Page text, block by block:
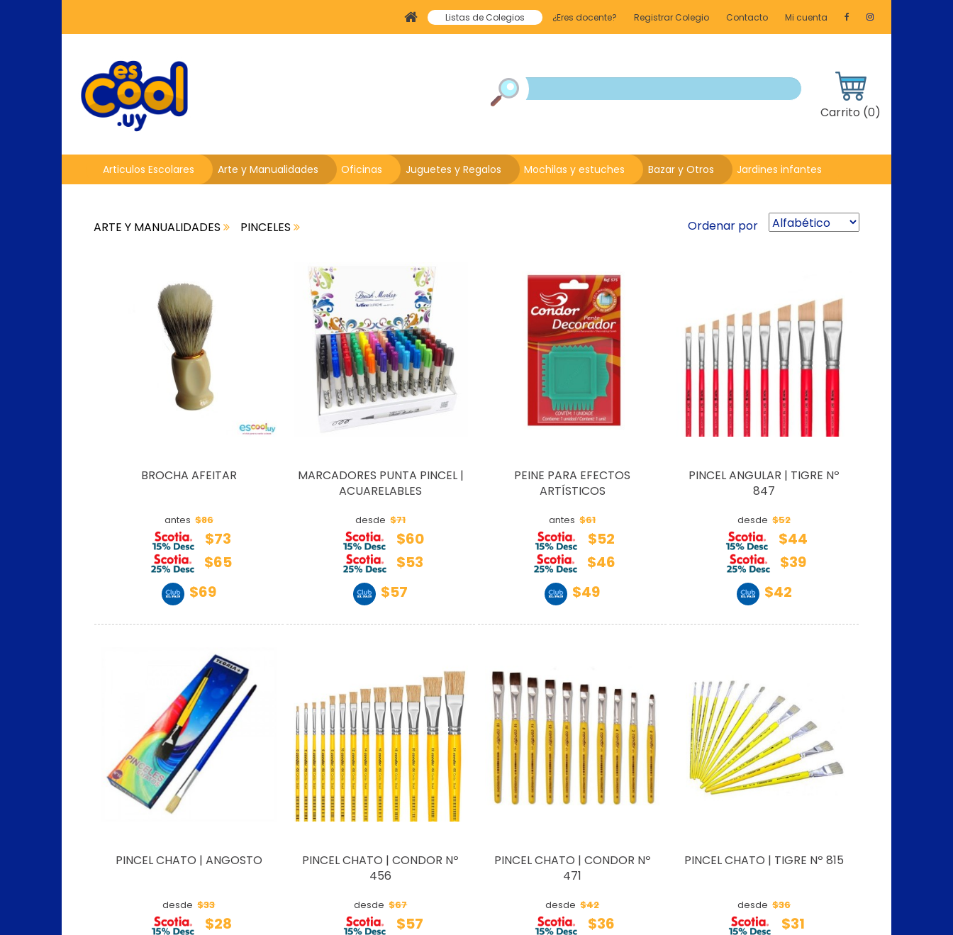
Listas de Colegios ¿Eres docente? Registrar Colegio Contacto Mi cuenta
Carrito (0)
Articulos Escolares Arte y Manualidades Oficinas Juguetes y Regalos Mochilas y estuches Bazar y Otros Jardines infantes
ARTE Y MANUALIDADES PINCELES Ordenar por
BROCHA AFEITAR
antes $86
$73
$65
$69
MARCADORES PUNTA PINCEL |
ACUARELABLES
desde $71
$60
$53
$57
PEINE PARA EFECTOS
ARTÍSTICOS
antes $61
$52
$46
$49
PINCEL ANGULAR | TIGRE Nº
847
desde $52
$44
$39
$42
PINCEL CHATO | ANGOSTO
desde $33
$28
PINCEL CHATO | CONDOR Nº
456
desde $67
$57
PINCEL CHATO | CONDOR Nº
471
desde $42
$36
PINCEL CHATO | TIGRE Nº 815
desde $36
$31